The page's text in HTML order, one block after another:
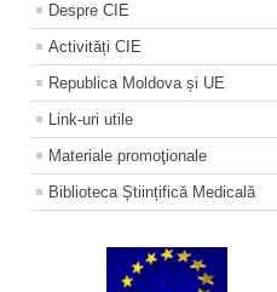
Despre CIE
Activități CIE
Republica Moldova și UE
Link-uri utile
Materiale promoţionale
Biblioteca Științifică Medicală